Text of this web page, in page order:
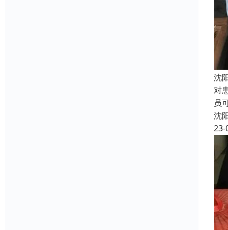
沈
对
员
沈
23-